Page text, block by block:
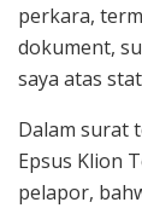
perkara,
dokument,
saya atas
Dalam surat
Epsus Klion
pelapor,